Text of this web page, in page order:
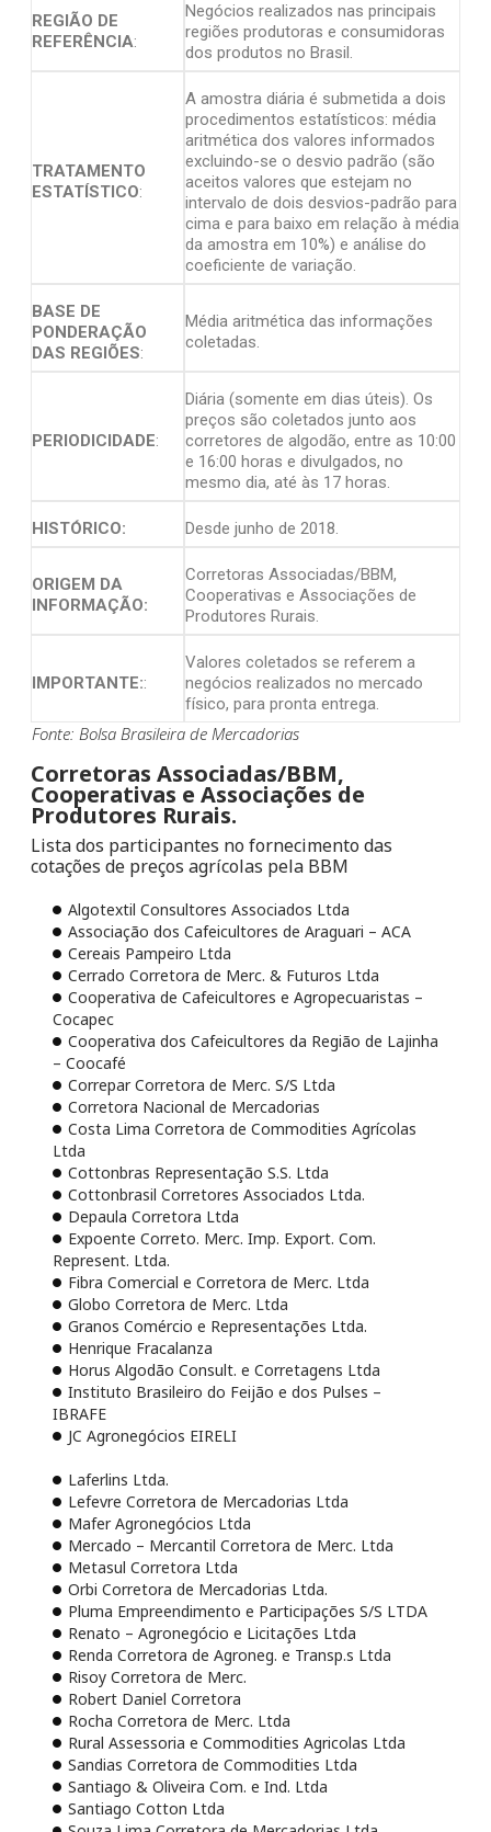
REGIÃO DE
REFERÊNCIA:
Negócios realizados nas principais
regiões produtoras e consumidoras
dos produtos no Brasil.
TRATAMENTO
ESTATÍSTICO:
A amostra diária é submetida a dois
procedimentos estatísticos: média
aritmética dos valores informados
excluindo-se o desvio padrão (são
aceitos valores que estejam no
intervalo de dois desvios-padrão para
cima e para baixo em relação à média
da amostra em 10%) e análise do
coeficiente de variação.
BASE DE
PONDERAÇÃO
DAS REGIÕES:
Média aritmética das informações
coletadas.
PERIODICIDADE:
Diária (somente em dias úteis). Os
preços são coletados junto aos
corretores de algodão, entre as 10:00
e 16:00 horas e divulgados, no
mesmo dia, até às 17 horas.
HISTÓRICO: Desde junho de 2018.
ORIGEM DA
INFORMAÇÃO:
Corretoras Associadas/BBM,
Cooperativas e Associações de
Produtores Rurais.
IMPORTANTE::
Valores coletados se referem a
negócios realizados no mercado
físico, para pronta entrega.
Fonte: Bolsa Brasileira de Mercadorias
Corretoras Associadas/BBM,
Cooperativas e Associações de
Produtores Rurais.
Lista dos participantes no fornecimento das
cotações de preços agrícolas pela BBM
Algotextil Consultores Associados Ltda
Associação dos Cafeicultores de Araguari – ACA
Cereais Pampeiro Ltda
Cerrado Corretora de Merc. & Futuros Ltda
Cooperativa de Cafeicultores e Agropecuaristas –
Cocapec
Cooperativa dos Cafeicultores da Região de Lajinha
– Coocafé
Correpar Corretora de Merc. S/S Ltda
Corretora Nacional de Mercadorias
Costa Lima Corretora de Commodities Agrícolas
Ltda
Cottonbras Representação S.S. Ltda
Cottonbrasil Corretores Associados Ltda.
Depaula Corretora Ltda
Expoente Correto. Merc. Imp. Export. Com.
Represent. Ltda.
Fibra Comercial e Corretora de Merc. Ltda
Globo Corretora de Merc. Ltda
Granos Comércio e Representações Ltda.
Henrique Fracalanza
Horus Algodão Consult. e Corretagens Ltda
Instituto Brasileiro do Feijão e dos Pulses –
IBRAFE
JC Agronegócios EIRELI
Laferlins Ltda.
Lefevre Corretora de Mercadorias Ltda
Mafer Agronegócios Ltda
Mercado – Mercantil Corretora de Merc. Ltda
Metasul Corretora Ltda
Orbi Corretora de Mercadorias Ltda.
Pluma Empreendimento e Participações S/S LTDA
Renato – Agronegócio e Licitações Ltda
Renda Corretora de Agroneg. e Transp.s Ltda
Risoy Corretora de Merc.
Robert Daniel Corretora
Rocha Corretora de Merc. Ltda
Rural Assessoria e Commodities Agricolas Ltda
Sandias Corretora de Commodities Ltda
Santiago & Oliveira Com. e Ind. Ltda
Santiago Cotton Ltda